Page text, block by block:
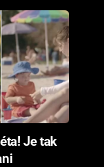
Je tak